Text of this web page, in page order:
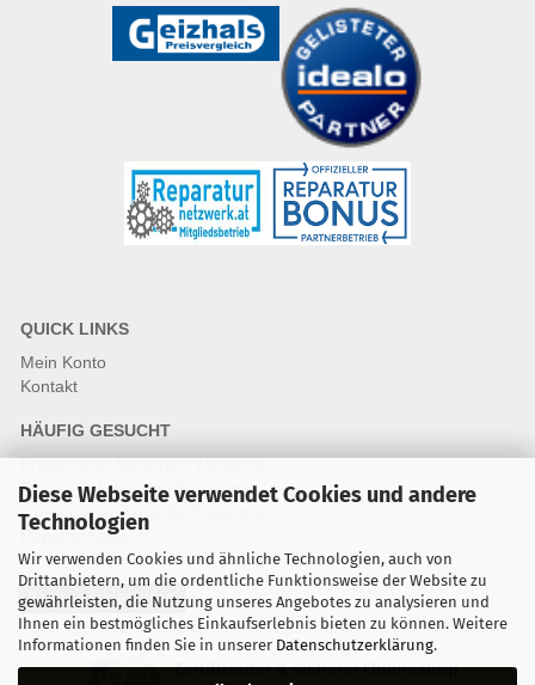
Diese Webseite verwendet Cookies und andere
Technologien
Wir verwenden Cookies und ähnliche Technologien, auch von
Drittanbietern, um die ordentliche Funktionsweise der Website zu
gewährleisten, die Nutzung unseres Angebotes zu analysieren und
Ihnen ein bestmögliches Einkaufserlebnis bieten zu können. Weitere
Informationen finden Sie in unserer Datenschutzerklärung.
QUICK LINKS
Mein Konto
Kontakt
HÄUFIG GESUCHT
Fragen und Antworten Webshop
Fragen & Antworten Reparatur
Qualitätsstandards für Ersatzteile
Reparaturablauf
Vertrag widerrufen
Zertifizierter & sicherer Onlineshop